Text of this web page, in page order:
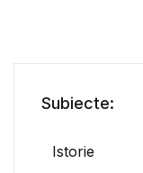
Subiecte:
Istorie